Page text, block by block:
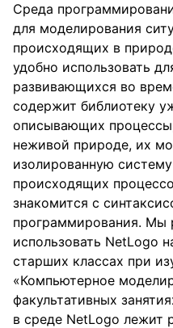
Среда
для моделирования
происходящих в
удобно использовать
развивающихся во
содержит библиотеку
описывающих
неживой природе, их
изолированную
происходящих
знакомится с
программирования. Мы
использовать NetLogo
старших классах при
«Компьютерное
факультативных
в среде NetLogo лежит